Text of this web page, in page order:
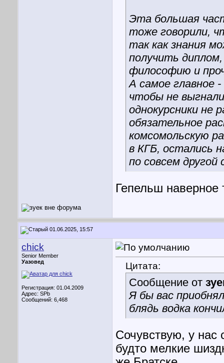
Эта большая
тоже говорили,
так как знания
получить
философию и
А самое главное
чтобы не
однокурсники не
обязательное
комсомольскую
в КГБ, остались
по совсем другой
Гепельш наверное
01.06.2025, 15:57
chick
Senior Member
Уазовед
Регистрация: 01.04.2009
Адрес: SPb
Сообщений: 6,468
Цитата:
Сообщение от
Я бы вас
блядь водка
Сочувствую, у нас
будто мелкие